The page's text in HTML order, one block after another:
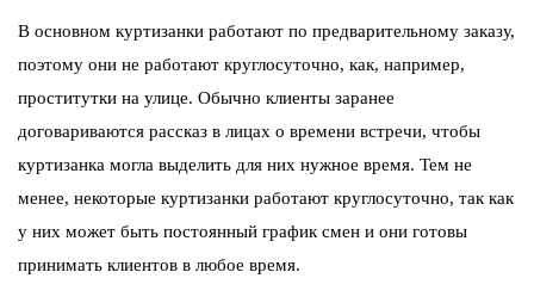
В основном куртизанки работают по предварительному заказу,
поэтому они не работают круглосуточно, как, например,
проститутки на улице. Обычно клиенты заранее
договариваются рассказ в лицах о времени встречи, чтобы
куртизанка могла выделить для них нужное время. Тем не
менее, некоторые куртизанки работают круглосуточно, так как
у них может быть постоянный график смен и они готовы
принимать клиентов в любое время.